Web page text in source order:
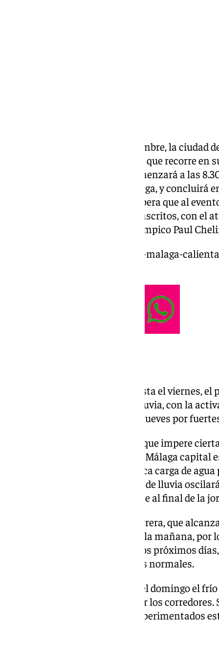
El próximo domingo 15 de diciembre, la ciudad
. La carrera, que recorre
emblemáticos de la capital, comenzará a las
frente al Ayuntamiento de Málaga, y concluirá
14.00 horas del mediodía. Se espera que al
más allá de los 15.000 atletas inscritos, con el
participación del medallista olímpico Paul
https://www.101tv.es/maraton-malaga-
Desde el pasado miércoles y hasta el viernes,
estará marcado por el frío y la lluvia, con la
largo de toda la jornada de este jueves por
En los próximos días se espera que impere
la previsión actual de Aemet en Málaga capital
gran nubosidad, aunque con poca carga de
cualquier modo, la probabilidad de lluvia
del día, que puede incrementarse al final de la
El pistoletazo de salida de la carrera, que
se producirá a las 8.30 horas de la mañana, por
variaciones de los modelos en los próximos
podrá celebrarse en condiciones normales.
En cuanto a las temperaturas, el domingo el
que seguro será de agradecer por los
valores serán similares a los experimentados